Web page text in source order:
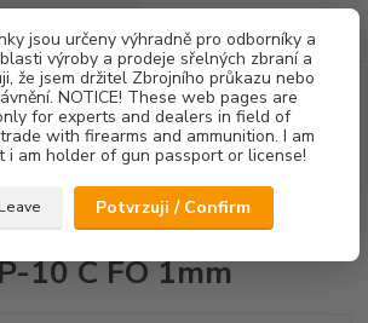
jsou určeny výhradně pro odborníky a
výroby a prodeje sřelných zbraní a
že jsem držitel Zbrojního průkazu nebo
NOTICE! These web pages are
for experts and dealers in field of
with firearms and ammunition. I am
i am holder of gun passport or license!
Potvrzuji / Confirm
Menu
Hledat
za0,00 Kč
CZ P-10 C FO 1mm
10 C FO 1mm